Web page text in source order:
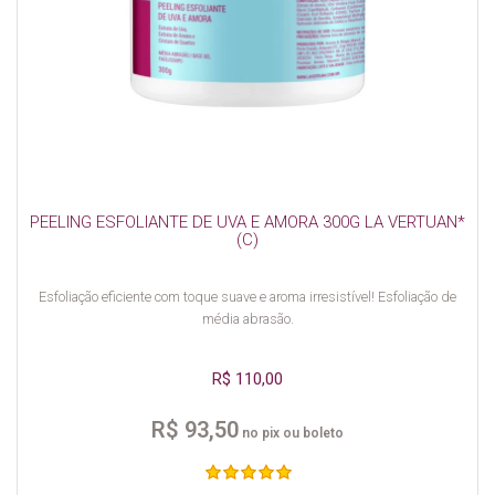
PEELING ESFOLIANTE DE UVA E AMORA 300G LA VERTUAN*
(C)
Esfoliação eficiente com toque suave e aroma irresistível! Esfoliação de
média abrasão.
R$ 110,00
R$ 93,50 no pix ou boleto